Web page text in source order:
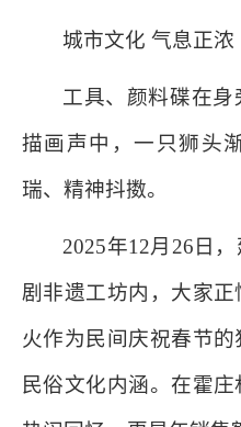
城市文化 气息正浓
工具、颜料碟在
描画声中，一只狮头
瑞、精神抖擞。
2025年12月26日
剧非遗工坊内，大家
火作为民间庆祝春节
民俗文化内涵。在霍